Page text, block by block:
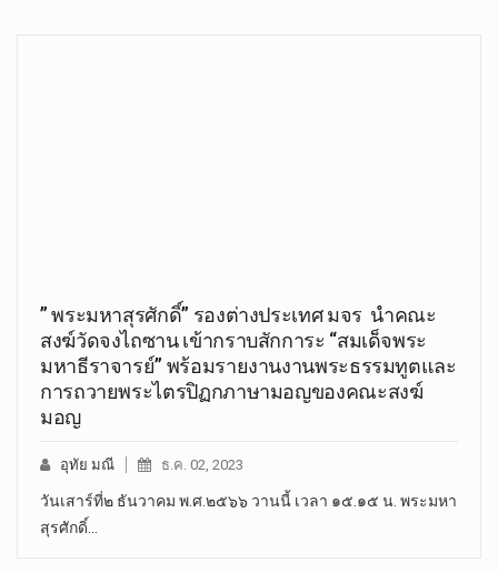
” พระมหาสุรศักดิ์” รองต่างประเทศ มจร นำคณะ
สงฆ์วัดจงไถซาน เข้ากราบสักการะ “สมเด็จพระ
มหาธีราจารย์” พร้อมรายงานงานพระธรรมทูตและ
การถวายพระไตรปิฏกภาษามอญของคณะสงฆ์
มอญ
อุทัย มณี ธ.ค. 02, 2023
วันเสาร์ที่๒ ธันวาคม พ.ศ.๒๕๖๖ วานนี้ เวลา ๑๕.๑๕ น. พระมหา
สุรศักดิ์…